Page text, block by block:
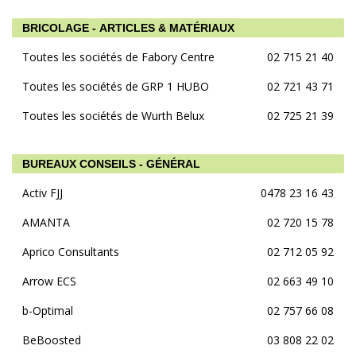
BRICOLAGE - ARTICLES & MATÉRIAUX
Toutes les sociétés de Fabory Centre
02 715 21 40
Toutes les sociétés de GRP 1 HUBO
02 721 43 71
Toutes les sociétés de Wurth Belux
02 725 21 39
BUREAUX CONSEILS - GÉNÉRAL
Activ FJJ
0478 23 16 43
AMANTA
02 720 15 78
Aprico Consultants
02 712 05 92
Arrow ECS
02 663 49 10
b-Optimal
02 757 66 08
BeBoosted
03 808 22 02